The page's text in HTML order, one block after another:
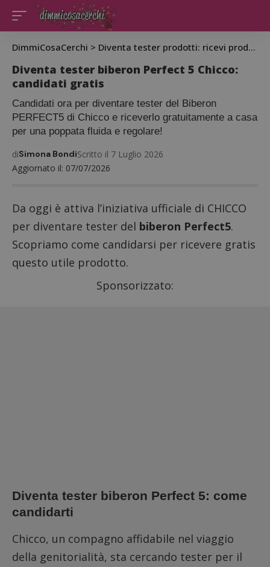
DimmiCosaCerchi > Diventa tester prodotti: ricevi prodotti gratis da testare
Diventa tester biberon Perfect 5 Chicco:
candidati gratis
Candidati ora per diventare tester del Biberon
PERFECT5 di Chicco e riceverlo gratuitamente a casa
per una poppata fluida e regolare!
Aggiornato il: 07/07/2026
diSimona BondiScritto il 7 Luglio 2026
Da oggi è attiva l’iniziativa ufficiale di CHICCO
per diventare tester del biberon Perfect5.
Scopriamo come candidarsi per ricevere gratis
questo utile prodotto.
Sponsorizzato:
Diventa tester biberon Perfect 5: come
candidarti
Chicco, un compagno affidabile nel viaggio
della genitorialità, sta cercando tester per il